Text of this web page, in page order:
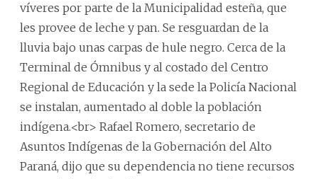
víveres por parte de la Municipalidad esteña, que
les provee de leche y pan. Se resguardan de la
lluvia bajo unas carpas de hule negro. Cerca de la
Terminal de Ómnibus y al costado del Centro
Regional de Educación y la sede la Policía Nacional
se instalan, aumentado al doble la población
indígena.<br> Rafael Romero, secretario de
Asuntos Indígenas de la Gobernación del Alto
Paraná, dijo que su dependencia no tiene recursos